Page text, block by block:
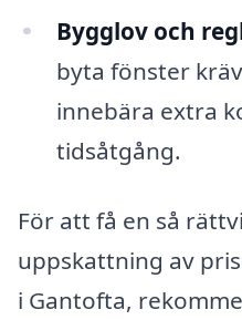
Bygglov och
byta fönster
innebära extra
tidsåtgång.
För att få en så
uppskattning av
i Gantofta,